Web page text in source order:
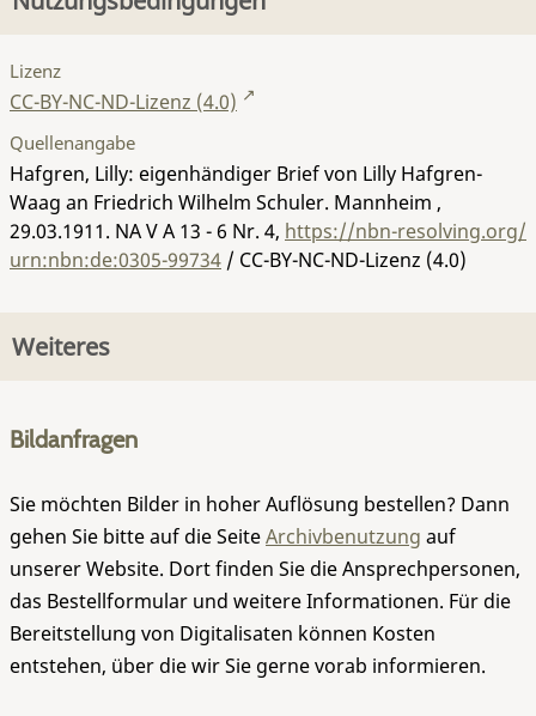
Lizenz
CC-BY-NC-ND-Lizenz (4.0)
Quellenangabe
Hafgren, Lilly: eigenhändiger Brief von Lilly Hafgren-
Waag an Friedrich Wilhelm Schuler. Mannheim ,
29.03.1911. NA V A 13 - 6 Nr. 4, https://nbn-resolving.org/
urn:nbn:de:0305-99734 / CC-BY-NC-ND-Lizenz (4.0)
Weiteres
Bildanfragen
Sie möchten Bilder in hoher Auflösung bestellen? Dann
gehen Sie bitte auf die SeiteArchivbenutzung auf
unserer Website. Dort finden Sie die Ansprechpersonen,
das Bestellformular und weitere Informationen. Für die
Bereitstellung von Digitalisaten können Kosten
entstehen, über die wir Sie gerne vorab informieren.